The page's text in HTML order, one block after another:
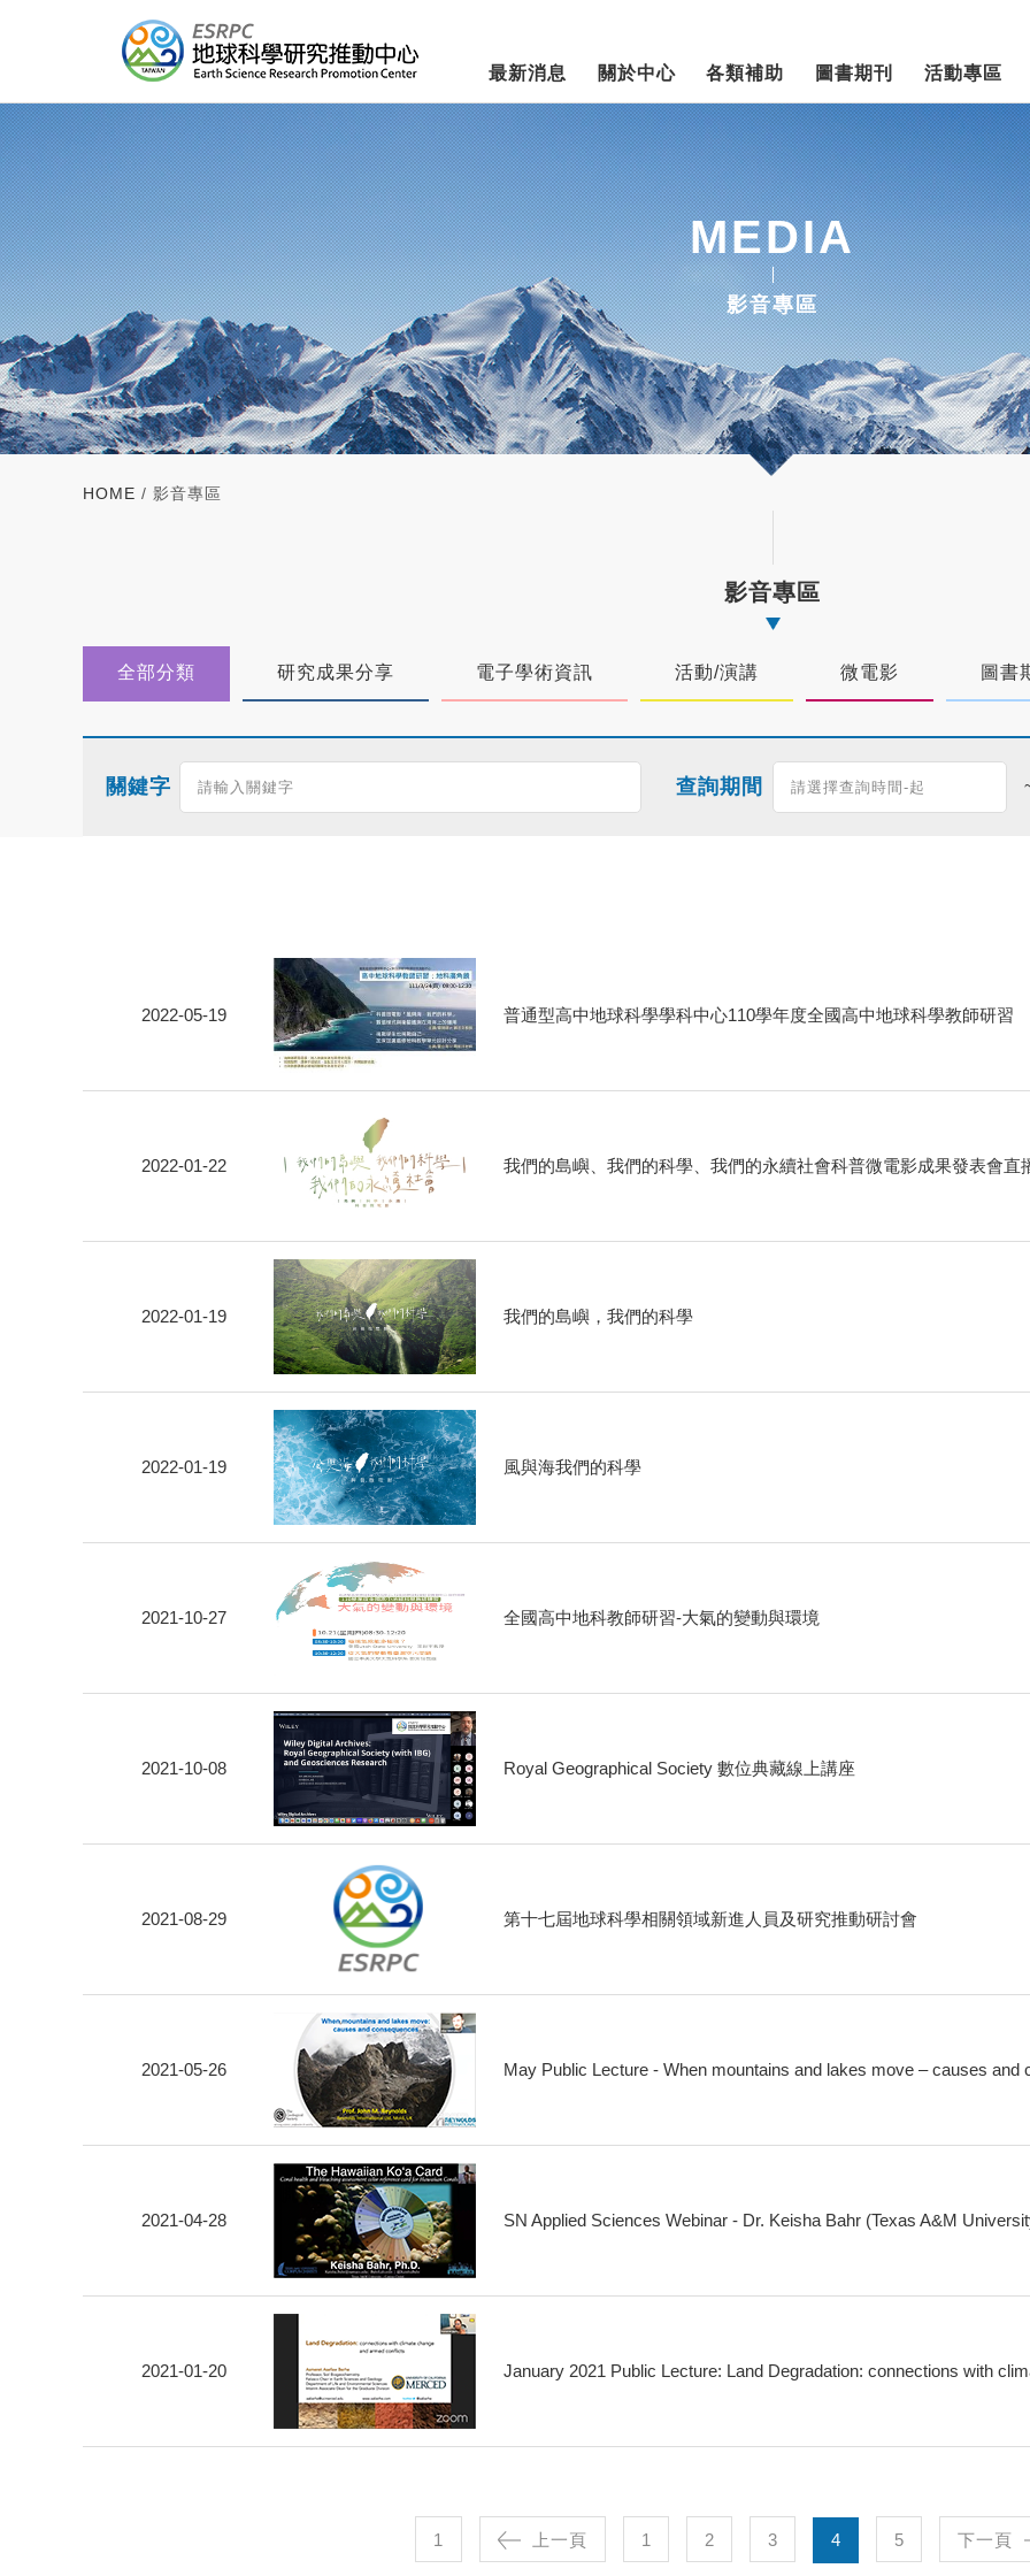
最新消息 關於中心 各類補助 圖書期刊 活動專區
MEDIA
影音專區
HOME / 影音專區
影音專區
全部分類 研究成果分享 電子學術資訊 活動/演講 微電影 圖書
關鍵字 查詢期間
2022-05-19 普通型高中地球科學學科中心110學年度全國高中地球科學教師研習
2022-01-22 我們的島嶼、我們的科學、我們的永續社會科普微電影成果發表會直
2022-01-19 我們的島嶼，我們的科學
2022-01-19 風與海我們的科學
2021-10-27 全國高中地科教師研習-大氣的變動與環境
2021-10-08 Royal Geographical Society 數位典藏線上講座
2021-08-29 第十七屆地球科學相關領域新進人員及研究推動研討會
2021-05-26 May Public Lecture - When mountains and lakes move – causes and
2021-04-28 SN Applied Sciences Webinar - Dr. Keisha Bahr (Texas A&M
2021-01-20 January 2021 Public Lecture: Land Degradation: connections with
1 上一頁 1 2 3 4 5 下一頁